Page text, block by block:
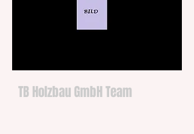
TB Holzbau GmbH Team